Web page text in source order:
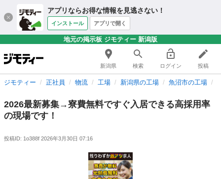
アプリならお得な情報を見逃さない！
インストール アプリで開く
地元の掲示板 ジモティー 新潟版
新潟県 検索 ログイン 投稿
ジモティー 正社員 物流 工場 新潟県の工場 魚沼市の工場
2026最新募集→寮費無料ですぐ入居できる高採用率
の現場です！
投稿ID: 1o388f 2026年3月30日 07:16